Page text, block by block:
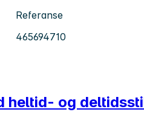
Referanse
465694710
heltid- og